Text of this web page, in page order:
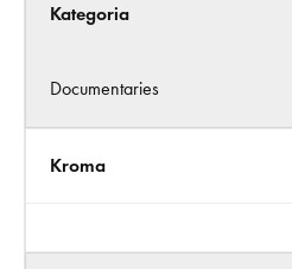
Kategoria
Documentaries
Kroma